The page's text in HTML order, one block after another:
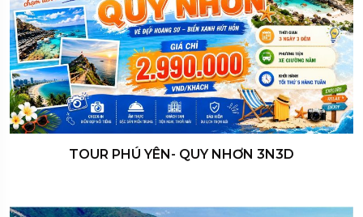
TOUR PHÚ YÊN- QUY NHƠN 3N3D